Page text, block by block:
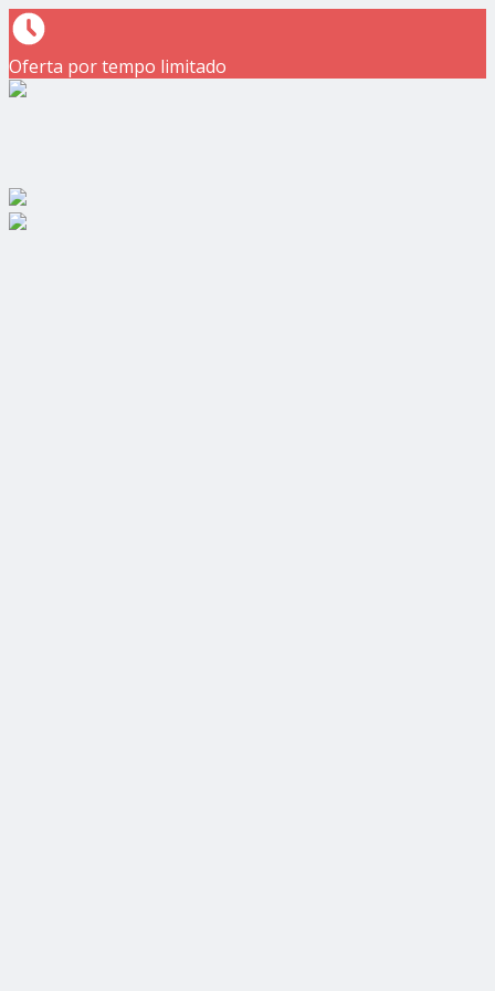
Oferta por tempo limitado